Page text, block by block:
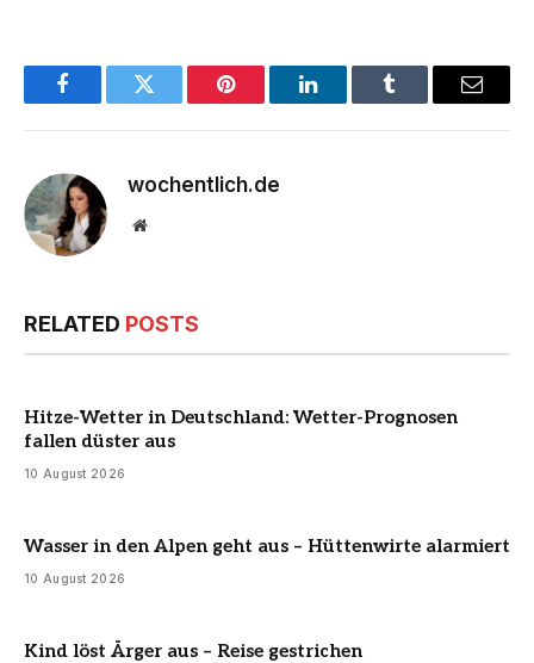
FacebookTwitter Pinterest LinkedInTumblr Email
wochentlich.de
Website
RELATED POSTS
Hitze-Wetter in Deutschland: Wetter-Prognosen
fallen düster aus
10 August 2026
Wasser in den Alpen geht aus – Hüttenwirte alarmiert
10 August 2026
Kind löst Ärger aus – Reise gestrichen